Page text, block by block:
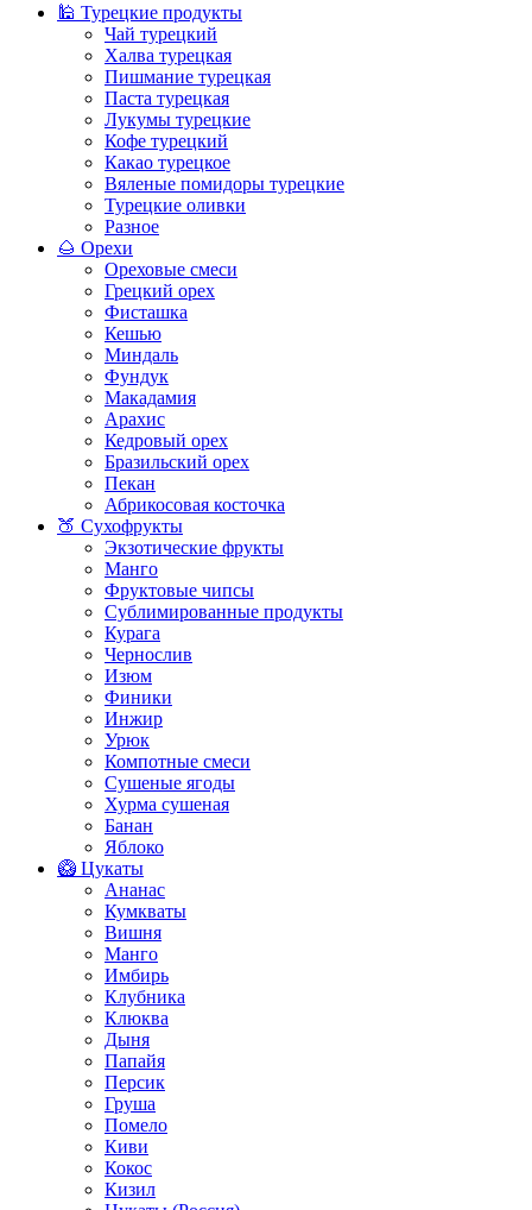
🕌 Турецкие продукты
Чай турецкий
Халва турецкая
Пишмание турецкая
Паста турецкая
Лукумы турецкие
Кофе турецкий
Какао турецкое
Вяленые помидоры турецкие
Турецкие оливки
Разное
🌰 Орехи
Ореховые смеси
Грецкий орех
Фисташка
Кешью
Миндаль
Фундук
Макадамия
Арахис
Кедровый орех
Бразильский орех
Пекан
Абрикосовая косточка
🍑 Сухофрукты
Экзотические фрукты
Манго
Фруктовые чипсы
Сублимированные продукты
Курага
Чернослив
Изюм
Финики
Инжир
Урюк
Компотные смеси
Сушеные ягоды
Хурма сушеная
Банан
Яблоко
🥝 Цукаты
Ананас
Кумкваты
Вишня
Манго
Имбирь
Клубника
Клюква
Дыня
Папайя
Персик
Груша
Помело
Киви
Кокос
Кизил